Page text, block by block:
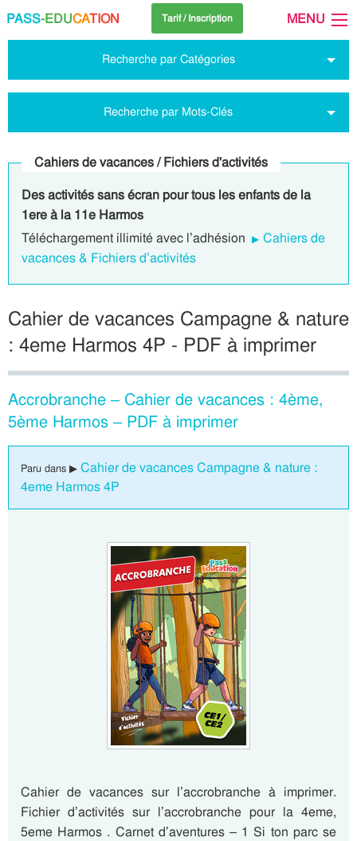
PASS-EDUCATION Tarif / Inscription MENU
Recherche par Catégories
Recherche par Mots-Clés
Cahiers de vacances / Fichiers d'activités
Des activités sans écran pour tous les enfants de la
1ere à la 11e Harmos
Téléchargement illimité avec l’adhésion
Cahiers de
vacances & Fichiers d’activités
Cahier de vacances Campagne & nature
: 4eme Harmos 4P - PDF à imprimer
Accrobranche – Cahier de vacances : 4ème,
5ème Harmos – PDF à imprimer
Paru dans ▶ Cahier de vacances Campagne & nature :
4eme Harmos 4P
Cahier de vacances sur l’accrobranche à imprimer.
Fichier d’activités sur l’accrobranche pour la 4eme,
5eme Harmos . Carnet d’aventures – 1 Si ton parc se